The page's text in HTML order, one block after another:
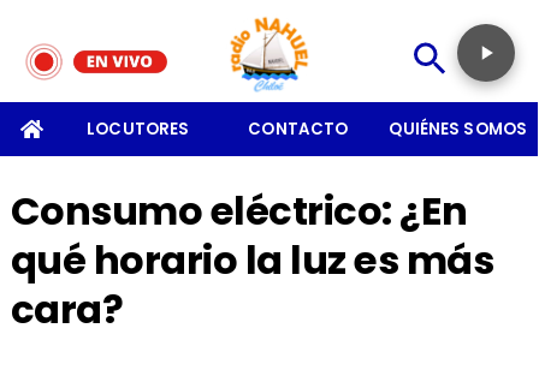
LOCUTORES CONTACTO QUIÉNES SOMOS
Consumo eléctrico: ¿En
qué horario la luz es más
cara?